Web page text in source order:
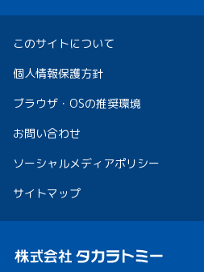
このサイトについて
個人情報保護方針
ブラウザ・OSの推奨環境
お問い合わせ
ソーシャルメディアポリシー
サイトマップ